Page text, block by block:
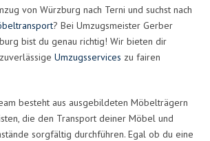
von Würzburg nach Terni und suchst nach
? Bei Umzugsmeister Gerber
bist du genau richtig! Wir bieten dir
Umzugsservices zu fairen
besteht aus ausgebildeten Möbelträgern
die den Transport deiner Möbel und
sorgfältig durchführen. Egal ob du eine